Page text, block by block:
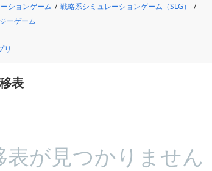
ションゲーム
戦略系シミュレーションゲーム（SLG）
ーゲーム
リ
表
表が見つかりません